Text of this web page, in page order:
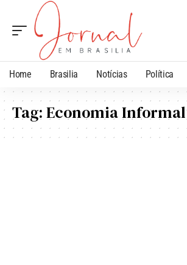
Home Brasilia Notícias Política
Tag:Economia Informal